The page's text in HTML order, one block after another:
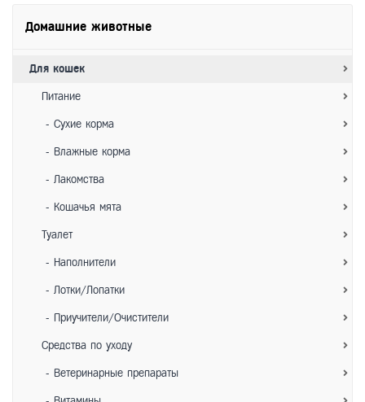
Домашние животные
Для кошек
Питание
- Сухие корма
- Влажные корма
- Лакомства
- Кошачья мята
Туалет
- Наполнители
- Лотки/Лопатки
- Приучители/Очистители
Средства по уходу
- Ветеринарные препараты